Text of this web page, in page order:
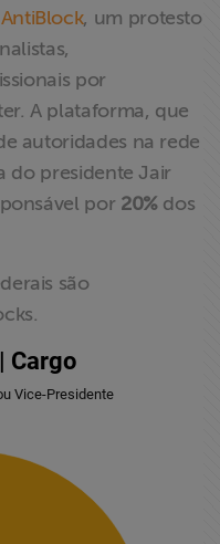
, um protesto
por
A plataforma, que
autoridades na rede
do presidente Jair
por 20% dos
são